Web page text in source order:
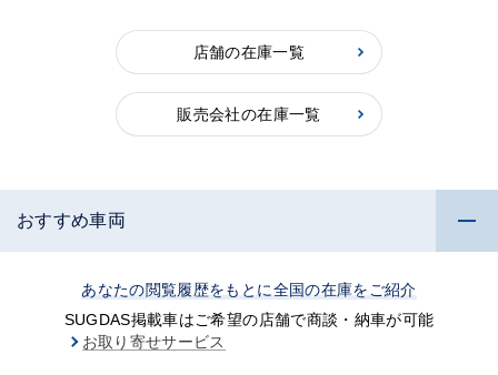
店舗の在庫一覧
販売会社の在庫一覧
おすすめ車両
あなたの閲覧履歴をもとに全国の在庫をご紹介
SUGDAS掲載車はご希望の店舗で商談・納車が可能
お取り寄せサービス